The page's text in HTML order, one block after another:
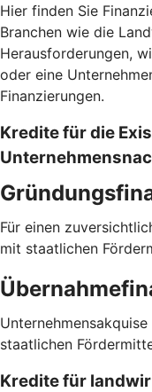
Hier finden Sie
Branchen wie die
Herausforderungen,
oder eine
Finanzierungen.
Kredite für die
Für einen
mit staatlichen
staatlichen
Kredite für